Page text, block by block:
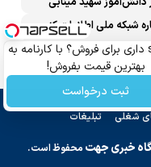
جک s5 داری برای فروش؟ با کارنامه به
بهترین قیمت بفروش!
ثبت درخواست
شبکه ملی اطلاعات که
شغلی تبلیغات
خبری جهت محفوظ است.